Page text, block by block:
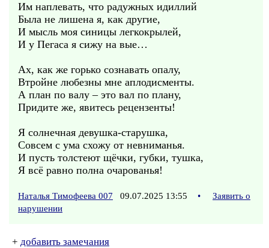
Им наплевать, что радужных идиллий
Была не лишена я, как другие,
И мысль моя синицы легкокрылей,
И у Пегаса я сижу на вые…
Ах, как же горько сознавать опалу,
Втройне любезны мне аплодисменты.
А план по валу – это вал по плану,
Придите же, явитесь рецензенты!
Я солнечная девушка-старушка,
Совсем с ума схожу от невниманья.
И пусть толстеют щёчки, губки, тушка,
Я всё равно полна очарованья!
Наталья Тимофеева 007 09.07.2025 13:55 •
Заявить о
нарушении
+ добавить замечания